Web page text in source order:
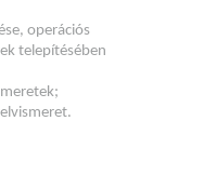
operációs
telepítésében